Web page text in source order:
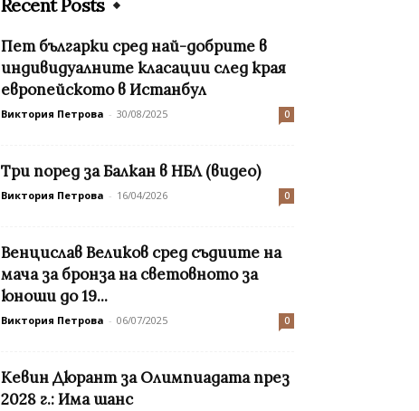
Recent Posts
Пет българки сред най-добрите в
индивидуалните класации след края
европейското в Истанбул
Виктория Петрова - 30/08/2025 0
Три поред за Балкан в НБЛ (видео)
Виктория Петрова - 16/04/2026 0
Венцислав Великов сред съдиите на
мача за бронза на световното за
юноши до 19...
Виктория Петрова - 06/07/2025 0
Кевин Дюрант за Олимпиадата през
2028 г.: Има шанс